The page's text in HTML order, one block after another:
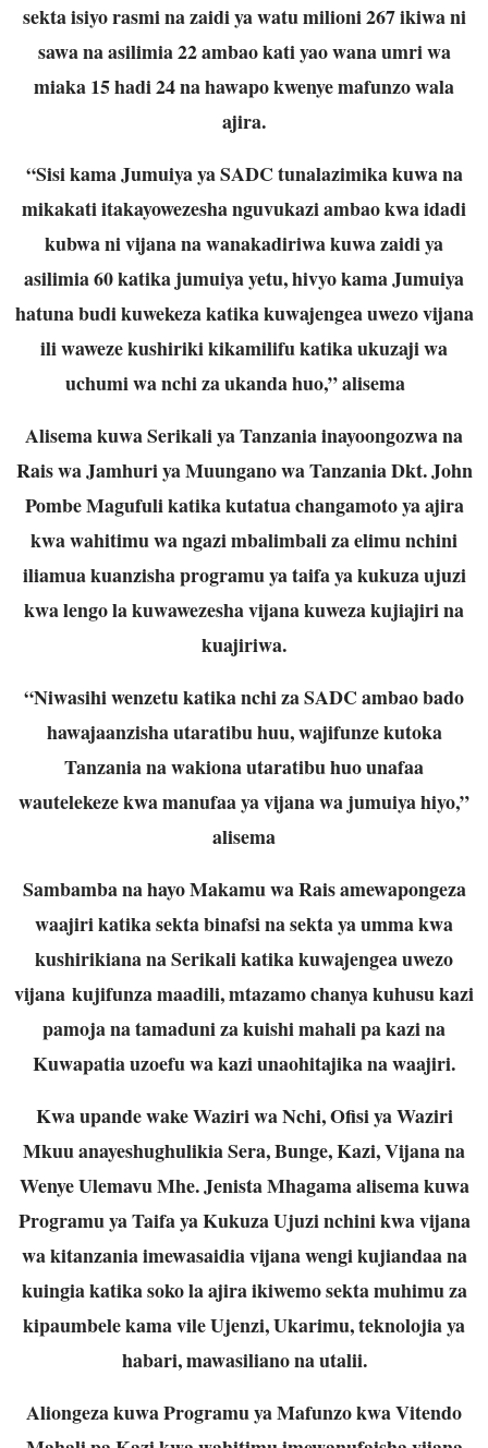
sekta isiyo rasmi na zaidi ya watu milioni 267 ikiwa ni
sawa na asilimia 22 ambao kati yao wana umri wa
miaka 15 hadi 24 na hawapo kwenye mafunzo wala
ajira.
“Sisi kama Jumuiya ya SADC tunalazimika kuwa na
mikakati itakayowezesha nguvukazi ambao kwa idadi
kubwa ni vijana na wanakadiriwa kuwa zaidi ya
asilimia 60 katika jumuiya yetu, hivyo kama Jumuiya
hatuna budi kuwekeza katika kuwajengea uwezo vijana
ili waweze kushiriki kikamilifu katika ukuzaji wa
uchumi wa nchi za ukanda huo,” alisema
Alisema kuwa Serikali ya Tanzania inayoongozwa na
Rais wa Jamhuri ya Muungano wa Tanzania Dkt. John
Pombe Magufuli katika kutatua changamoto ya ajira
kwa wahitimu wa ngazi mbalimbali za elimu nchini
iliamua kuanzisha programu ya taifa ya kukuza ujuzi
kwa lengo la kuwawezesha vijana kuweza kujiajiri na
kuajiriwa.
“Niwasihi wenzetu katika nchi za SADC ambao bado
hawajaanzisha utaratibu huu, wajifunze kutoka
Tanzania na wakiona utaratibu huo unafaa
wautelekeze kwa manufaa ya vijana wa jumuiya hiyo,”
alisema
Sambamba na hayo Makamu wa Rais amewapongeza
waajiri katika sekta binafsi na sekta ya umma kwa
kushirikiana na Serikali katika kuwajengea uwezo
vijana kujifunza maadili, mtazamo chanya kuhusu kazi
pamoja na tamaduni za kuishi mahali pa kazi na
Kuwapatia uzoefu wa kazi unaohitajika na waajiri.
Kwa upande wake Waziri wa Nchi, Ofisi ya Waziri
Mkuu anayeshughulikia Sera, Bunge, Kazi, Vijana na
Wenye Ulemavu Mhe. Jenista Mhagama alisema kuwa
Programu ya Taifa ya Kukuza Ujuzi nchini kwa vijana
wa kitanzania imewasaidia vijana wengi kujiandaa na
kuingia katika soko la ajira ikiwemo sekta muhimu za
kipaumbele kama vile Ujenzi, Ukarimu, teknolojia ya
habari, mawasiliano na utalii.
Aliongeza kuwa Programu ya Mafunzo kwa Vitendo